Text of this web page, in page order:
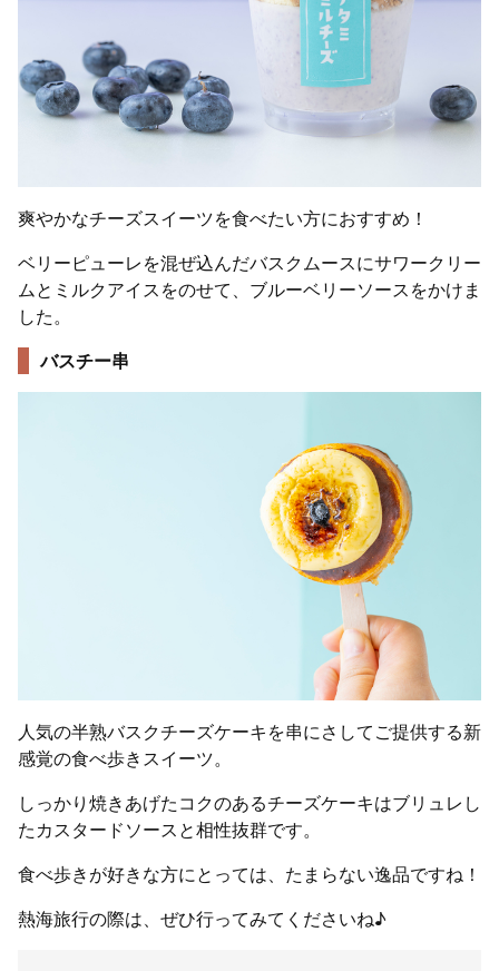
爽やかなチーズスイーツを食べたい方におすすめ！
ベリーピューレを混ぜ込んだバスクムースにサワークリー
ムとミルクアイスをのせて、ブルーベリーソースをかけま
した。
バスチー串
人気の半熟バスクチーズケーキを串にさしてご提供する新
感覚の食べ歩きスイーツ。
しっかり焼きあげたコクのあるチーズケーキはブリュレし
たカスタードソースと相性抜群です。
食べ歩きが好きな方にとっては、たまらない逸品ですね！
熱海旅行の際は、ぜひ行ってみてくださいね♪